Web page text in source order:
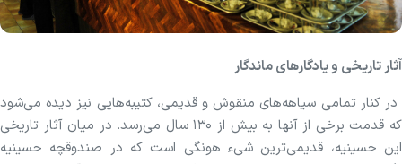
آثار تاریخی و یادگار‌های ماندگار
در کنار تمامی سیاهه‌های منقوش و قدیمی، کتیبه‌هایی نیز دیده می‌شود
که قدمت برخی از آنها به بیش از ۱۳۰ سال می‌رسد. در میان آثار تاریخی
این حسینیه، قدیمی‌ترین شیء هونگی است که در صندوقچه حسینیه